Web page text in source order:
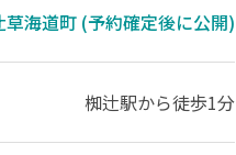
海道町 (予約確定後に公開)
椥辻駅から徒歩1分